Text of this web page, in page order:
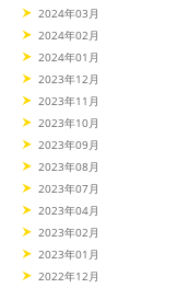
2024年03月
2024年02月
2024年01月
2023年12月
2023年11月
2023年10月
2023年09月
2023年08月
2023年07月
2023年04月
2023年02月
2023年01月
2022年12月